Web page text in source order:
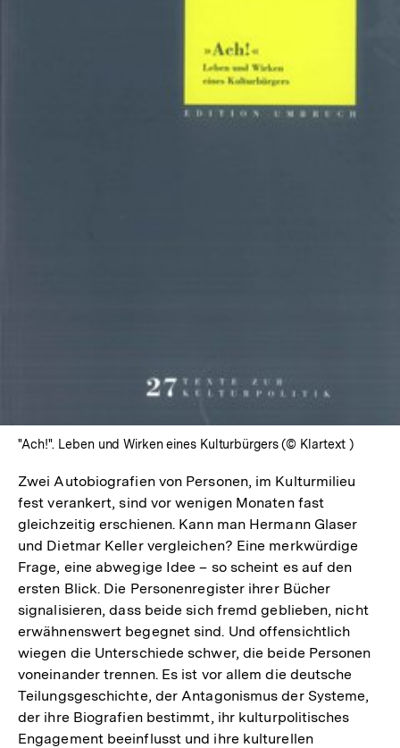
"Ach!". Leben und Wirken eines Kulturbürgers (© Klartext )
Zwei Autobiografien von Personen, im Kulturmilieu
fest verankert, sind vor wenigen Monaten fast
gleichzeitig erschienen. Kann man Hermann Glaser
und Dietmar Keller vergleichen? Eine merkwürdige
Frage, eine abwegige Idee – so scheint es auf den
ersten Blick. Die Personenregister ihrer Bücher
signalisieren, dass beide sich fremd geblieben, nicht
erwähnenswert begegnet sind. Und offensichtlich
wiegen die Unterschiede schwer, die beide Personen
voneinander trennen. Es ist vor allem die deutsche
Teilungsgeschichte, der Antagonismus der Systeme,
der ihre Biografien bestimmt, ihr kulturpolitisches
Engagement beeinflusst und ihre kulturellen